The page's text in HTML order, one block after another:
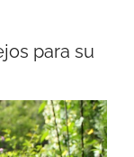
para su